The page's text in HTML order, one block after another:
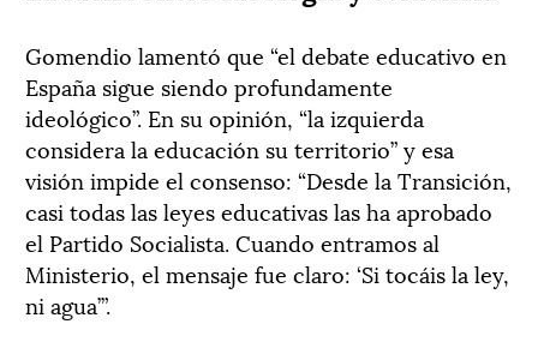
Gomendio lamentó que “el debate educativo en
España sigue siendo profundamente
ideológico”. En su opinión, “la izquierda
considera la educación su territorio” y esa
visión impide el consenso: “Desde la Transición,
casi todas las leyes educativas las ha aprobado
el Partido Socialista. Cuando entramos al
Ministerio, el mensaje fue claro: ‘Si tocáis la ley,
ni agua’”.